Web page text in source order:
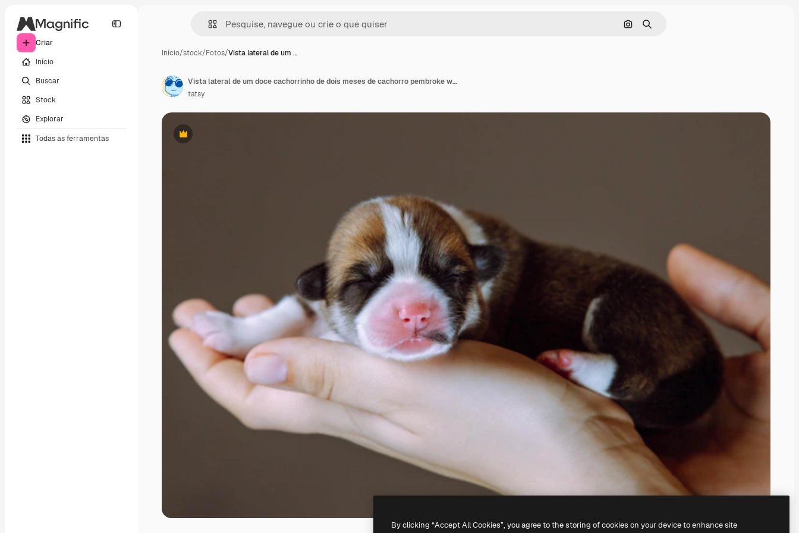
Criar
Início
Buscar
Stock
Explorar
Todas as ferramentas
Pesquisar por imagem
Buscar
Início/stock/Fotos/Vista lateral de um …
Premium
Vista lateral de um doce cachorrinho de dois meses de cachorro pembroke welsh corgi dormindo descansando nas mãos de uma mulher irreconhecível
tatsy
By clicking “Accept All Cookies”, you agree to the storing of cookies on your device to enhance site